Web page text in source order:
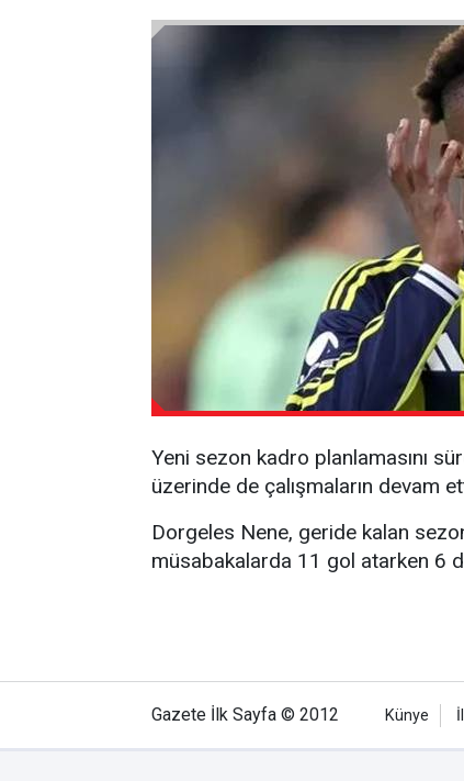
Yeni sezon kadro planlamasını
üzerinde de çalışmaların devam
Dorgeles Nene, geride kalan
müsabakalarda 11 gol atarken 6
Gazete İlk Sayfa © 2012 Künye